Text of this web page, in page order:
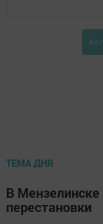
ТЕМА ДНЯ
В
перестановки